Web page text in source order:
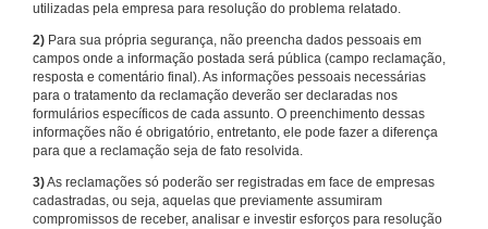
utilizadas pela empresa para resolução do problema relatado.
2) Para sua própria segurança, não preencha dados pessoais em
campos onde a informação postada será pública (campo reclamação,
resposta e comentário final). As informações pessoais necessárias
para o tratamento da reclamação deverão ser declaradas nos
formulários específicos de cada assunto. O preenchimento dessas
informações não é obrigatório, entretanto, ele pode fazer a diferença
para que a reclamação seja de fato resolvida.
3)As reclamações só poderão ser registradas em face de empresas
cadastradas, ou seja, aquelas que previamente assumiram
compromissos de receber, analisar e investir esforços para resolução